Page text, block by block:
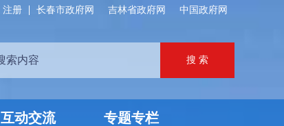
中国政府网
吉林省政府网
长春市政府网
注册
互动交流 专题专栏